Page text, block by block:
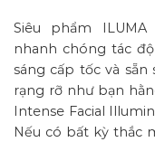
Siêu phẩm ILUMA
nhanh chóng tác
sáng cấp tốc và
rạng rỡ như bạn
Intense Facial
Nếu có bất kỳ thắc